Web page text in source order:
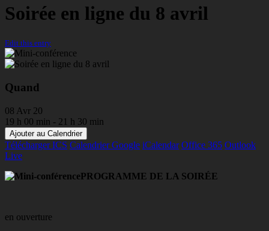
Soirée en ligne du 8 avril
Edit this entry
Quand
08 Avr 20
19 h 00 min - 21 h 30 min
Ajouter au Calendrier
Télécharger ICS Calendrier Google iCalendar Office 365 Outlook
Live
PROGRAMME DE LA SOIRÉE
en ouverture